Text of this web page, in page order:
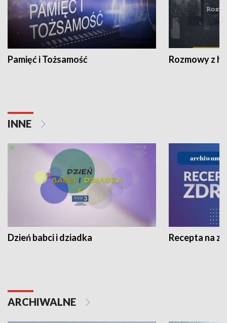
Pamięć i Tożsamość Rozmowy z
INNE
Dzień babci i dziadka Recepta na
ARCHIWALNE